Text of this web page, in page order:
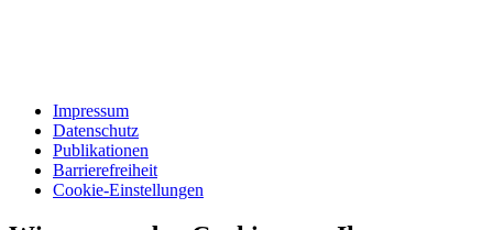
Impressum
Datenschutz
Publikationen
Barrierefreiheit
Cookie-Einstellungen